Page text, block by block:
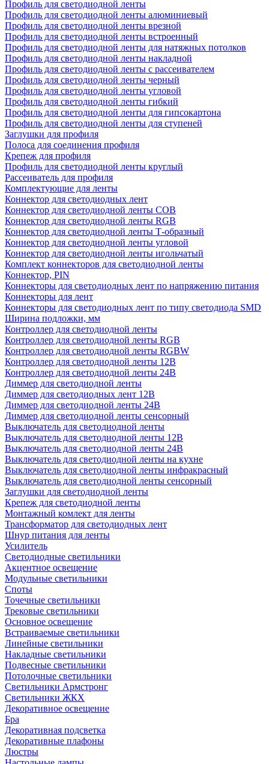
Профиль для светодиодной ленты
Профиль для светодиодной ленты алюминиевый
Профиль для светодиодной ленты врезной
Профиль для светодиодной ленты встроенный
Профиль для светодиодной ленты для натяжных потолков
Профиль для светодиодной ленты накладной
Профиль для светодиодной ленты с рассеивателем
Профиль для светодиодной ленты черный
Профиль для светодиодной ленты угловой
Профиль для светодиодной ленты гибкий
Профиль для светодиодной ленты для гипсокартона
Профиль для светодиодной ленты для ступеней
Заглушки для профиля
Полоса для соединения профиля
Крепеж для профиля
Профиль для светодиодной ленты круглый
Рассеиватель для профиля
Комплектующие для ленты
Коннектор для светодиодных лент
Коннектор для светодиодной ленты COB
Коннектор для светодиодной ленты RGB
Коннектор для светодиодной ленты Т-образный
Коннектор для светодиодной ленты угловой
Коннектор для светодиодной ленты игольчатый
Комплект коннекторов для светодиодной ленты
Коннектор, PIN
Коннекторы для светодиодных лент по напряжению питания
Коннекторы для лент
Коннекторы для светодиодных лент по типу светодиода SMD
Ширина подложки, мм
Контроллер для светодиодной ленты
Контроллер для светодиодной ленты RGB
Контроллер для светодиодной ленты RGBW
Контроллер для светодиодной ленты 12В
Контроллер для светодиодной ленты 24В
Диммер для светодиодной ленты
Диммер для светодиодных лент 12В
Диммер для светодиодной ленты 24В
Диммер для светодиодной ленты сенсорный
Выключатель для светодиодной ленты
Выключатель для светодиодной ленты 12В
Выключатель для светодиодной ленты 24В
Выключатель для светодиодной ленты на кухне
Выключатель для светодиодной ленты инфракрасный
Выключатель для светодиодной ленты сенсорный
Заглушки для светодиодной ленты
Крепеж для светодиодной ленты
Монтажный комлект для ленты
Трансформатор для светодиодных лент
Шнур питания для ленты
Усилитель
Светодиодные светильники
Акцентное освещение
Модульные светильники
Споты
Точечные светильники
Трековые светильники
Основное освещение
Встраиваемые светильники
Линейные светильники
Накладные светильники
Подвесные светильники
Потолочные светильники
Светильники Армстронг
Светильники ЖКХ
Декоративное освещение
Бра
Декоративная подсветка
Декоративные плафоны
Люстры